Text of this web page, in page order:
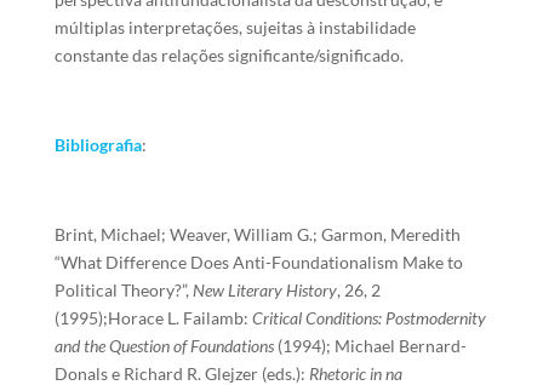
múltiplas interpretações, sujeitas à instabilidade
constante das relações significante/significado.
Bibliografia:
Brint, Michael; Weaver, William G.; Garmon, Meredith
“What Difference Does Anti-Foundationalism Make to
Political Theory?”, New Literary History, 26, 2
(1995);Horace L. Failamb: Critical Conditions: Postmodernity
and the Question of Foundations (1994); Michael Bernard-
Donals e Richard R. Glejzer (eds.): Rhetoric in na